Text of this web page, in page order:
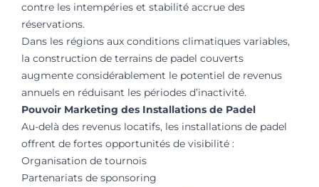
contre les intempéries et stabilité accrue des
réservations.
Dans les régions aux conditions climatiques variables,
la construction de terrains de padel couverts
augmente considérablement le potentiel de revenus
annuels en réduisant les périodes d’inactivité.
Pouvoir Marketing des Installations de Padel
Au-delà des revenus locatifs, les installations de padel
offrent de fortes opportunités de visibilité :
Organisation de tournois
Partenariats de sponsoring